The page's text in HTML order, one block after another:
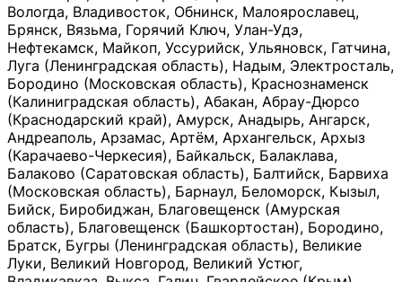
Вологда, Владивосток, Обнинск, Малоярославец,
Брянск, Вязьма, Горячий Ключ, Улан-Удэ,
Нефтекамск, Майкоп, Уссурийск, Ульяновск, Гатчина,
Луга (Ленинградская область), Надым, Электросталь,
Бородино (Московская область), Краснознаменск
(Калиниградская область), Абакан, Абрау-Дюрсо
(Краснодарский край), Амурск, Анадырь, Ангарск,
Андреаполь, Арзамас, Артём, Архангельск, Архыз
(Карачаево-Черкесия), Байкальск, Балаклава,
Балаково (Саратовская область), Балтийск, Барвиха
(Московская область), Барнаул, Беломорск, Кызыл,
Бийск, Биробиджан, Благовещенск (Амурская
область), Благовещенск (Башкортостан), Бородино,
Братск, Бугры (Ленинградская область), Великие
Луки, Великий Новгород, Великий Устюг,